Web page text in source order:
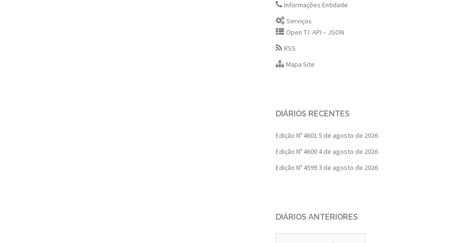
Informações Entidade
Serviços
Open T.I. API – JSON
RSS
Mapa Site
DIÁRIOS RECENTES
Edição Nº 4601 5 de agosto de 2026
Edição Nº 4600 4 de agosto de 2026
Edição Nº 45993 de agosto de 2026
DIÁRIOS ANTERIORES